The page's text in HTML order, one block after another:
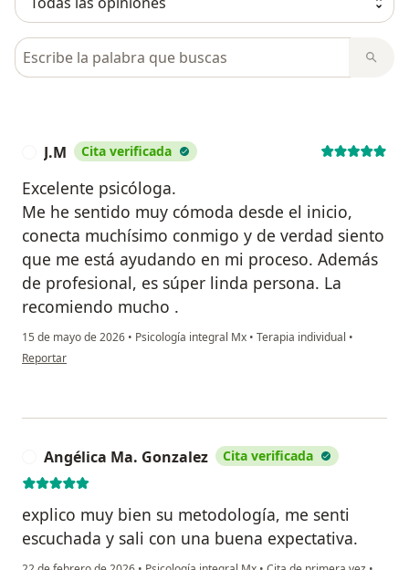
Busca en opiniones
J.M Cita verificada
Excelente psicóloga.
Me he sentido muy cómoda desde el inicio,
conecta muchísimo conmigo y de verdad siento
que me está ayudando en mi proceso. Además
de profesional, es súper linda persona. La
recomiendo mucho .
15 de mayo de 2026 • Psicología integral Mx • Terapia individual •
en opinión del usuario J.M
Reportar
Angélica Ma. Gonzalez Cita verificada
explico muy bien su metodología, me senti
escuchada y sali con una buena expectativa.